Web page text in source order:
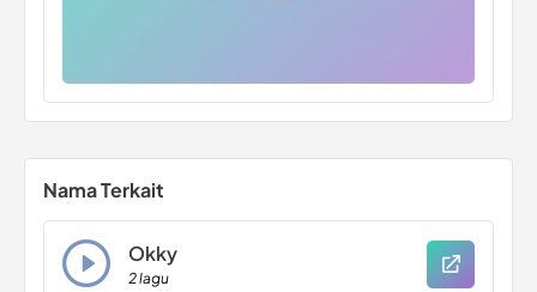
Nama Terkait
Okky
2 lagu